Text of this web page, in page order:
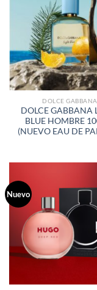
DOLCE GABBANA
DOLCE GABBANA
BLUE HOMBRE
(NUEVO EAU DE
Nuevo